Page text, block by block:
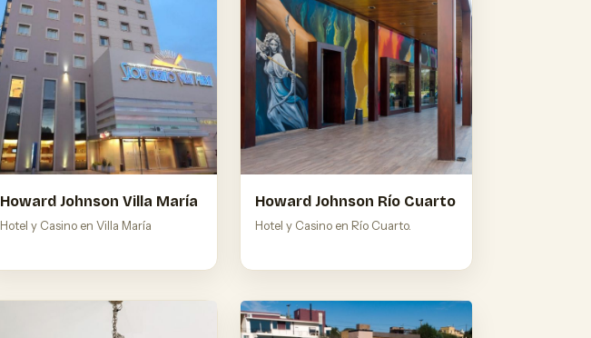
Howard Johnson Villa María
Hotel y Casino en Villa María
Howard Johnson Río Cuarto
Hotel y Casino en Río Cuarto.